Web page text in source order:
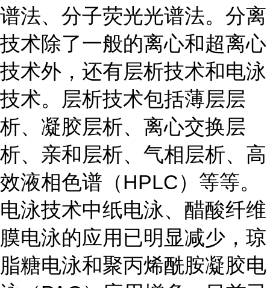
谱法、分子荧光光谱法。分离
技术除了一般的离心和超离心
技术外，还有层析技术和电泳
技术。层析技术包括薄层层
析、凝胶层析、离心交换层
析、亲和层析、气相层析、高
效液相色谱（HPLC）等等。
电泳技术中纸电泳、醋酸纤维
膜电泳的应用已明显减少，琼
脂糖电泳和聚丙烯酰胺凝胶电